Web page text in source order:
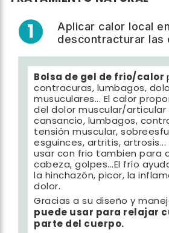
1
Aplicar calor local
descontracturar las
Bolsa de gel de frio/calor
contracuras, lumbagos,
musuculares... El calor
del dolor muscular/articular
cansancio, lumbagos,
tensión muscular,
esguinces, artritis,
usar con frio tambien para
cabeza, golpes...El frío
la hinchazón, picor, la
dolor.
Gracias a su diseño y
puede usar para relajar
parte del cuerpo.